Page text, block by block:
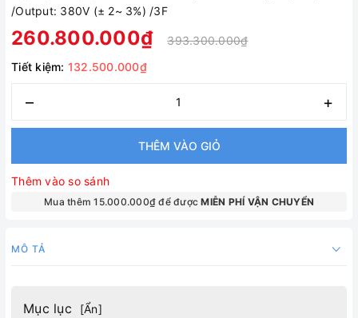
/Output: 380V (± 2~ 3%) /3F
260.800.000₫
393.300.000₫
Tiết kiệm: 132.500.000₫
– +
THÊM VÀO GIỎ
Thêm vào so sánh
Mua thêm 15.000.000₫ để đượcMIỄN PHÍ VẬN CHUYỂN
MÔ TẢ
Mục lục [Ẩn]